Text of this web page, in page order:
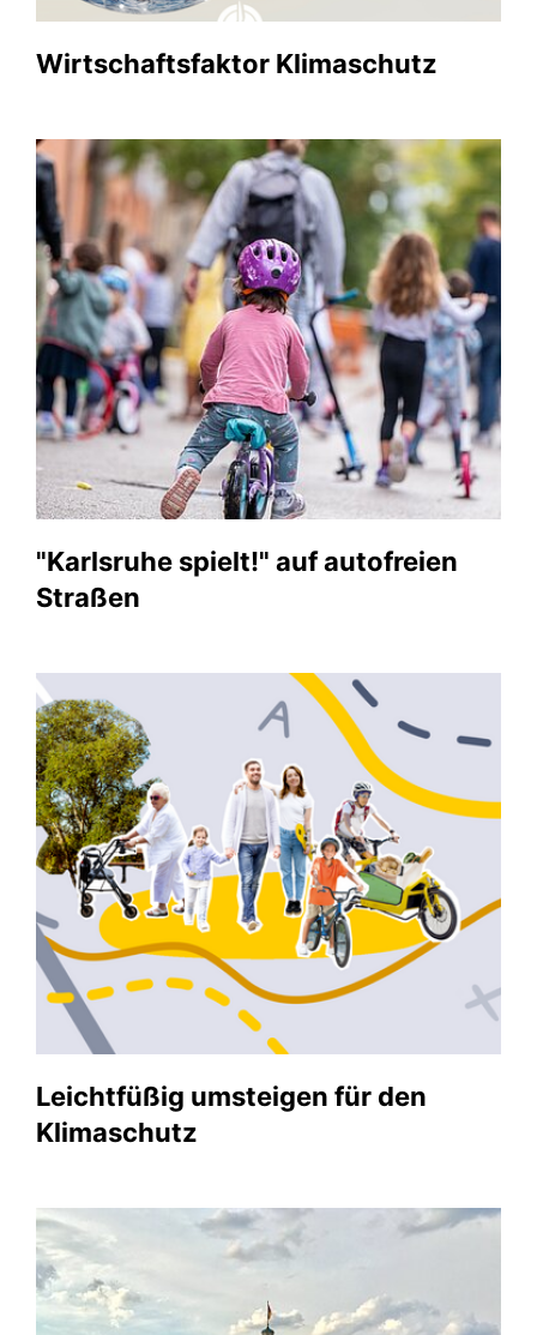
Wirtschaftsfaktor Klimaschutz
"Karlsruhe spielt!" auf autofreien
Straßen
Leichtfüßig umsteigen für den
Klimaschutz